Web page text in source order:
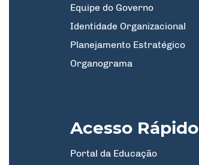
Equipe do Governo
Identidade Organizacional
Planejamento Estratégico
Organograma
Acesso Rápido
Portal da Educação